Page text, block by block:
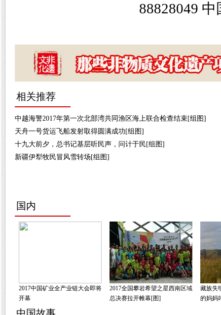
88828049
相关推荐
中越海警2017年第一次北部湾共同渔区海上联合检查结束[组图]
天舟一号货运飞船发射取得圆满成功[组图]
十九大前夕，总书记基层听民声，问计于民[组图]
新疆伊犁牧民冒风雪转场[组图]